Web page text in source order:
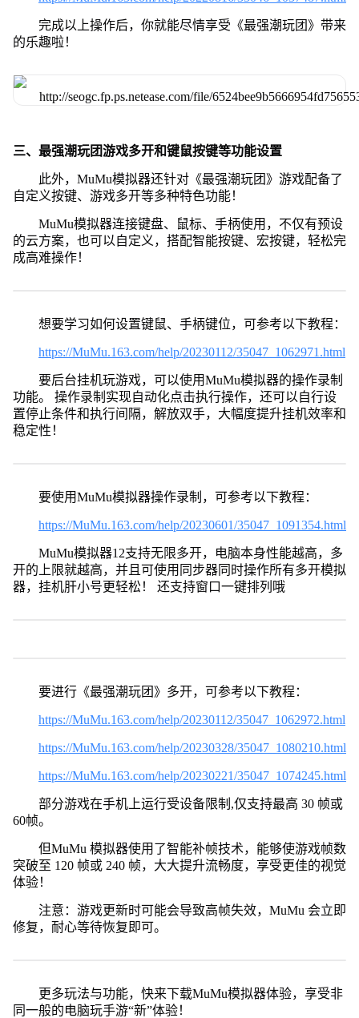
完成以上操作后，你就能尽情享受《最强潮玩团》带来
的乐趣啦！
三、最强潮玩团游戏多开和键鼠按键等功能设置
此外，MuMu模拟器还针对《最强潮玩团》游戏配备了
自定义按键、游戏多开等多种特色功能！
MuMu模拟器连接键盘、鼠标、手柄使用，不仅有预设
的云方案，也可以自定义，搭配智能按键、宏按键，轻松完
成高难操作！
想要学习如何设置键鼠、手柄键位，可参考以下教程：
https://MuMu.163.com/help/20230112/35047_1062971.html
要后台挂机玩游戏，可以使用MuMu模拟器的操作录制
功能。 操作录制实现自动化点击执行操作，还可以自行设
置停止条件和执行间隔，解放双手，大幅度提升挂机效率和
稳定性！
要使用MuMu模拟器操作录制，可参考以下教程：
https://MuMu.163.com/help/20230601/35047_1091354.html
MuMu模拟器12支持无限多开，电脑本身性能越高，多
开的上限就越高，并且可使用同步器同时操作所有多开模拟
器，挂机肝小号更轻松！ 还支持窗口一键排列哦
要进行《最强潮玩团》多开，可参考以下教程：
https://MuMu.163.com/help/20230112/35047_1062972.html
https://MuMu.163.com/help/20230328/35047_1080210.html
https://MuMu.163.com/help/20230221/35047_1074245.html
部分游戏在手机上运行受设备限制,仅支持最高 30 帧或
60帧。
但MuMu 模拟器使用了智能补帧技术，能够使游戏帧数
突破至 120 帧或 240 帧，大大提升流畅度，享受更佳的视觉
体验！
注意：游戏更新时可能会导致高帧失效，MuMu 会立即
修复，耐心等待恢复即可。
更多玩法与功能，快来下载MuMu模拟器体验，享受非
同一般的电脑玩手游“新”体验！